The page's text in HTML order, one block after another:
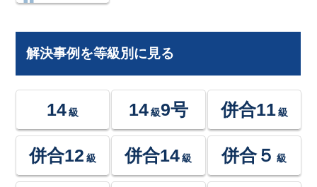
解決事例を等級別に見る
14 級 14級9号 併合11 級
併合12 級 併合14 級 併合５ 級